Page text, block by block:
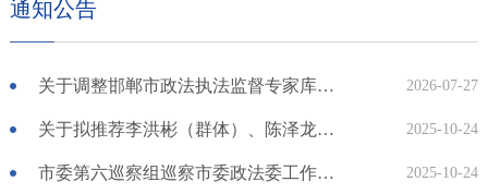
通知公告
关于调整邯郸市政法执法监督专家库拟入选人员的公示 2026-07-27
关于拟推荐李洪彬（群体）、陈泽龙、高健刚参加河北省第十五届见义勇为英雄（群体）评选表彰的公示 2025-10-24
市委第六巡察组巡察市委政法委工作动员会召开 2025-10-24